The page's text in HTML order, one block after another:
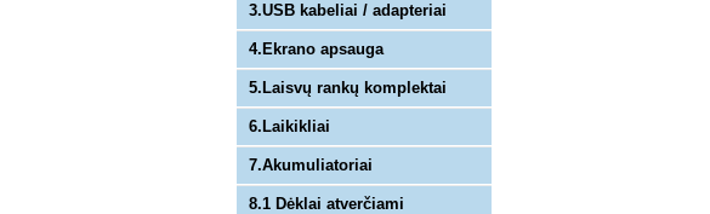
3.USB kabeliai / adapteriai
4.Ekrano apsauga
5.Laisvų rankų komplektai
6.Laikikliai
7.Akumuliatoriai
8.1 Dėklai atverčiami